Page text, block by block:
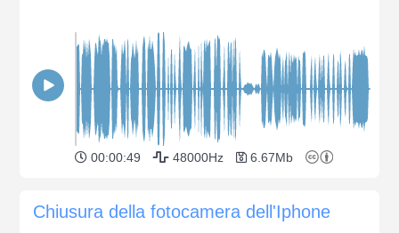
00:00:49 48000Hz 6.67Mb
Chiusura della fotocamera dell'Iphone